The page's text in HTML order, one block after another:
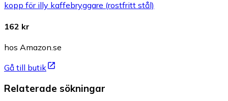
kopp för illy kaffebryggare (rostfritt stål)
162 kr
hos Amazon.se
Gå till butik
Relaterade sökningar